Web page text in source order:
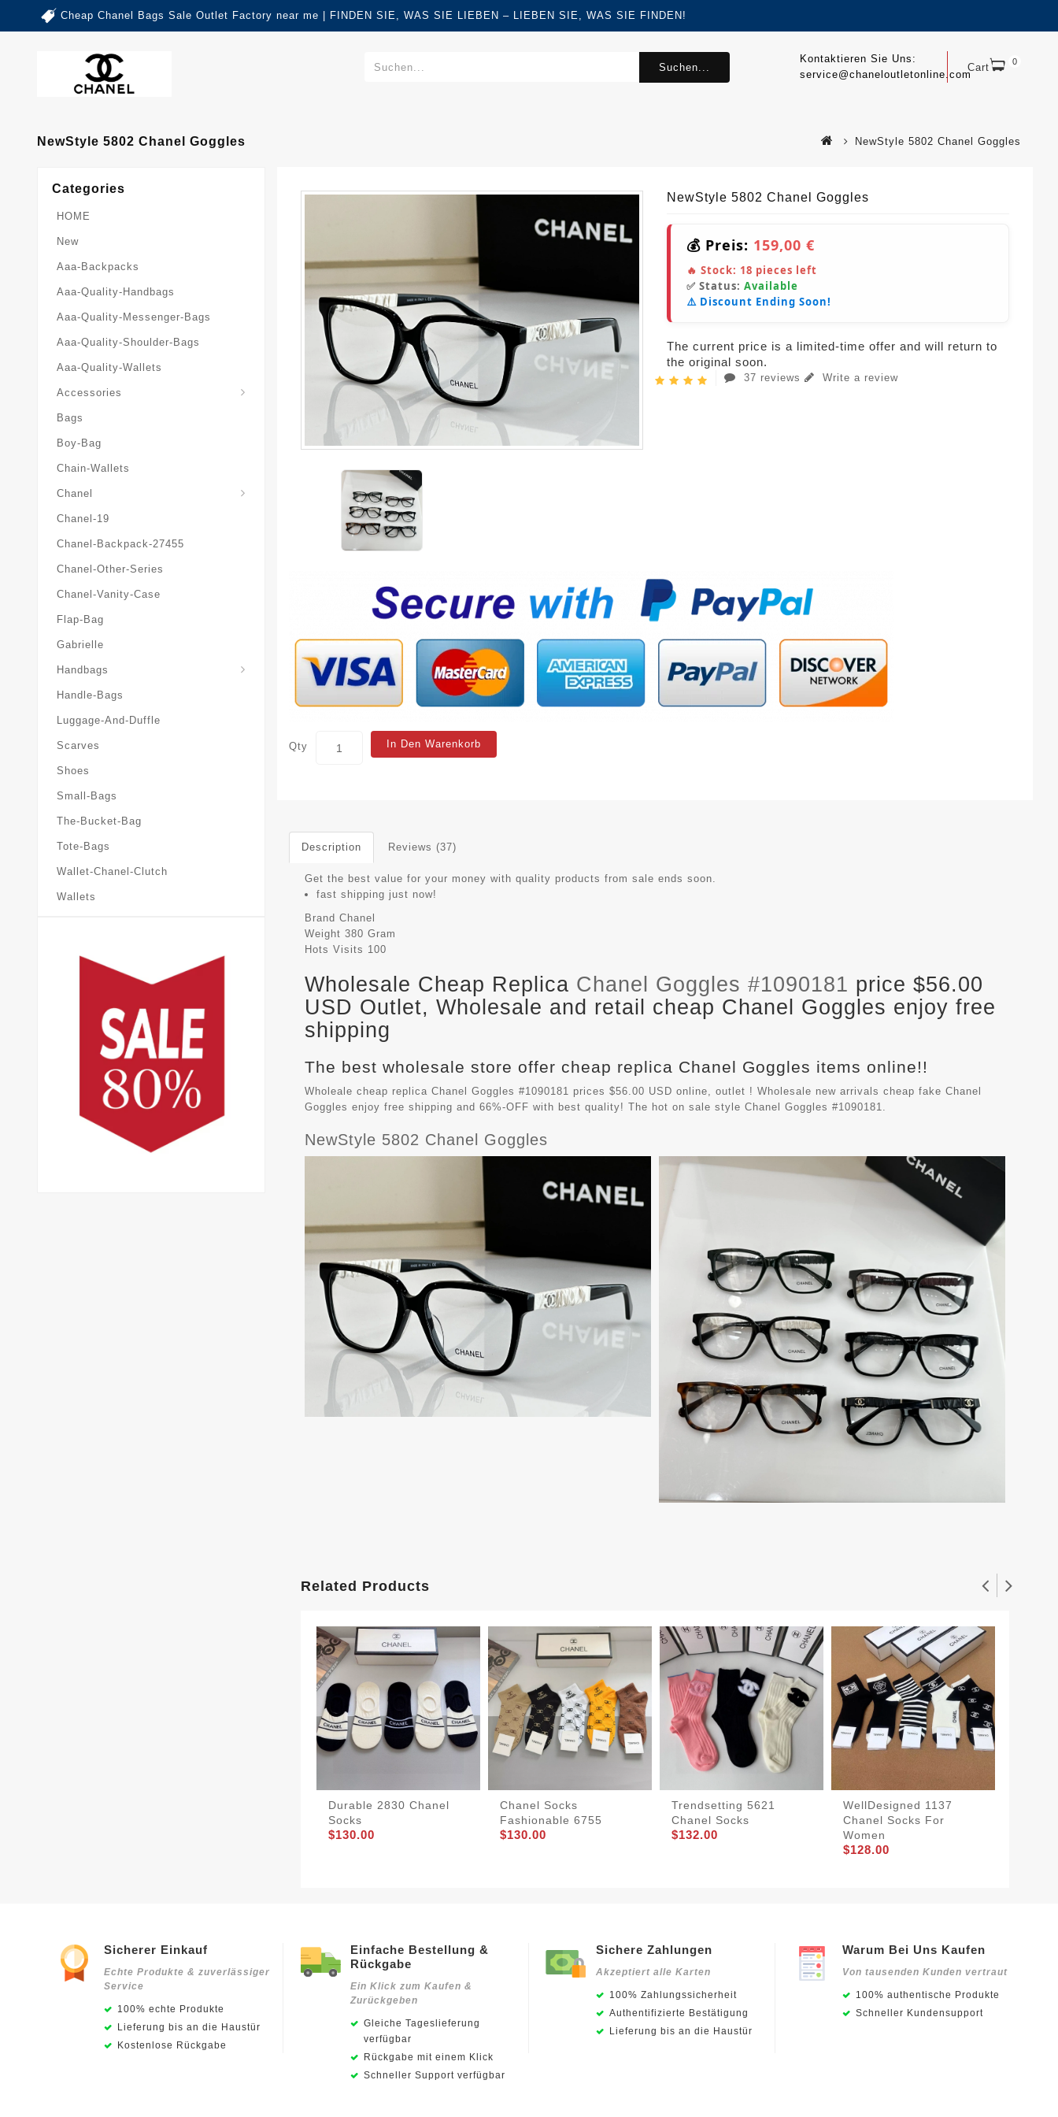
Cheap Chanel Bags Sale Outlet Factory near me | FINDEN SIE, WAS SIE LIEBEN – LIEBEN SIE, WAS SIE FINDEN!
Cart 0
Kontaktieren Sie Uns:
service@chaneloutletonline.com
Suchen...
NewStyle 5802 Chanel Goggles NewStyle 5802 Chanel Goggles
Categories
HOME
New
Aaa-Backpacks
Aaa-Quality-Handbags
Aaa-Quality-Messenger-Bags
Aaa-Quality-Shoulder-Bags
Aaa-Quality-Wallets
Accessories
Bags
Boy-Bag
Chain-Wallets
Chanel
Chanel-19
Chanel-Backpack-27455
Chanel-Other-Series
Chanel-Vanity-Case
Flap-Bag
Gabrielle
Handbags
Handle-Bags
Luggage-And-Duffle
Scarves
Shoes
Small-Bags
The-Bucket-Bag
Tote-Bags
Wallet-Chanel-Clutch
Wallets
NewStyle 5802 Chanel Goggles
💰 Preis: 159,00 €
🔥 Stock: 18 pieces left
✅ Status: Available
⚠️ Discount Ending Soon!
The current price is a limited-time offer and will return to
the original soon.
37 reviews Write a review
Qty In Den Warenkorb
Description Reviews (37)
Get the best value for your money with quality products from sale ends soon.
fast shipping just now!
Brand Chanel
Weight 380 Gram
Hots Visits 100
Wholesale Cheap Replica Chanel Goggles #1090181 price $56.00
USD Outlet, Wholesale and retail cheap Chanel Goggles enjoy free
shipping
The best wholesale store offer cheap replica Chanel Goggles items online!!
Wholeale cheap replica Chanel Goggles #1090181 prices $56.00 USD online, outlet ! Wholesale new arrivals cheap fake Chanel
Goggles enjoy free shipping and 66%-OFF with best quality! The hot on sale style Chanel Goggles #1090181.
NewStyle 5802 Chanel Goggles
Related Products
Durable 2830 Chanel
Socks
$130.00
Chanel Socks
Fashionable 6755
$130.00
Trendsetting 5621
Chanel Socks
$132.00
WellDesigned 1137
Chanel Socks For
Women
$128.00
Sicherer Einkauf
Echte Produkte & zuverlässiger
Service
100% echte Produkte
Lieferung bis an die Haustür
Kostenlose Rückgabe
Einfache Bestellung &
Rückgabe
Ein Klick zum Kaufen &
Zurückgeben
Gleiche Tageslieferung
verfügbar
Rückgabe mit einem Klick
Schneller Support verfügbar
Sichere Zahlungen
Akzeptiert alle Karten
100% Zahlungssicherheit
Authentifizierte Bestätigung
Lieferung bis an die Haustür
Warum Bei Uns Kaufen
Von tausenden Kunden vertraut
100% authentische Produkte
Schneller Kundensupport